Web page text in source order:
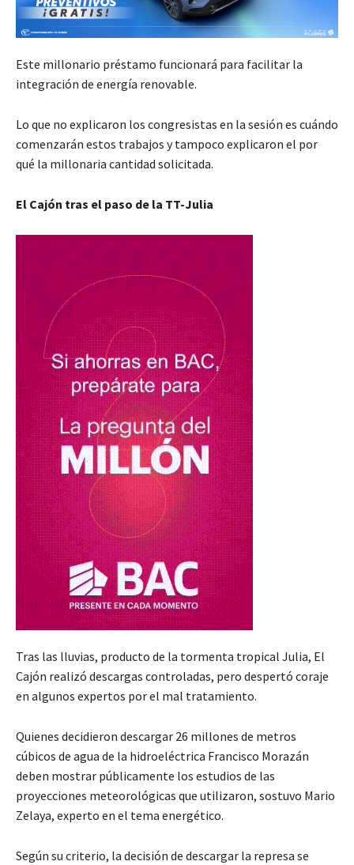
Este millonario préstamo funcionará para facilitar la
integración de energía renovable.
Lo que no explicaron los congresistas en la sesión es cuándo
comenzarán estos trabajos y tampoco explicaron el por
qué la millonaria cantidad solicitada.
El Cajón tras el paso de la TT-Julia
Tras las lluvias, producto de la tormenta tropical Julia, El
Cajón realizó descargas controladas, pero despertó coraje
en algunos expertos por el mal tratamiento.
Quienes decidieron descargar 26 millones de metros
cúbicos de agua de la hidroeléctrica Francisco Morazán
deben mostrar públicamente los estudios de las
proyecciones meteorológicas que utilizaron, sostuvo Mario
Zelaya, experto en el tema energético.
Según su criterio, la decisión de descargar la represa se